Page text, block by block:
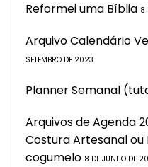
Reformei uma Bíblia 8
Arquivo Calendário
SETEMBRO DE 2023
Planner Semanal
Arquivos de Agenda
Costura Artesanal ou
cogumelo 8 DE JUNHO DE